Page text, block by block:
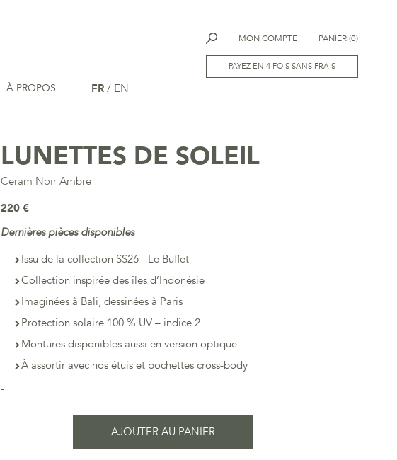
MON COMPTE PANIER(0)
PAYEZ EN 4 FOIS SANS FRAIS
À PROPOS FR / EN
LUNETTES DE SOLEIL
Ceram Noir Ambre
220 €
Dernières pièces disponibles
Issu de la collection SS26 - Le Buffet
Collection inspirée des îles d’Indonésie
Imaginées à Bali, dessinées à Paris
Protection solaire 100 % UV – indice 2
Montures disponibles aussi en version optique
À assortir avec nos étuis et pochettes cross-body
AJOUTER AU PANIER